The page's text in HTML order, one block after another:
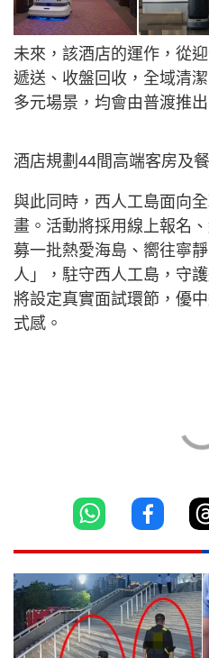
未來，該酒店的運作，從
遞送、收盤回收，全域清
多元場景，均會由普渡推
酒店規劃44間高端客房及
與此同時，西人工島面向
畫。活動將採用線上報名
募一批熱愛海島、嚮往寧
人」，駐守西人工島，守
將設定真實面試環節，優
式感。